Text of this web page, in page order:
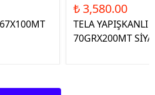
₺ 3,580.00
TELA YAPIŞKANLI
70GRX200MT